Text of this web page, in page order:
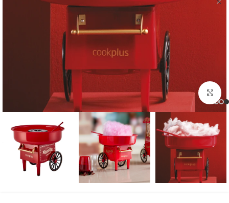
بزرگنمایی تصویر